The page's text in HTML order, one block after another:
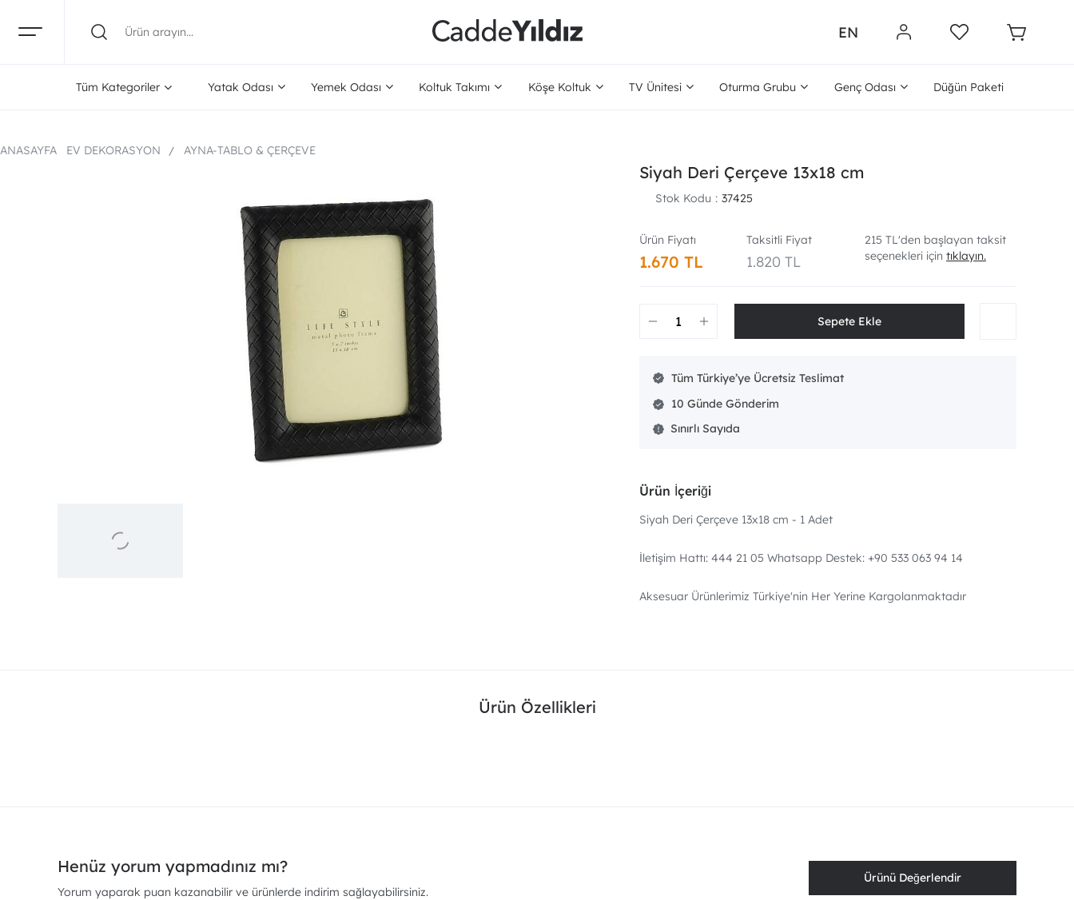
EN
Tüm Kategoriler Yatak Odası Yemek Odası Koltuk Takımı Köşe Koltuk TV Ünitesi Oturma Grubu Genç Odası Düğün Paketi
ANASAYFA EV DEKORASYON AYNA-TABLO & ÇERÇEVE
Siyah Deri Çerçeve 13x18 cm
Stok Kodu 37425
1.670 TL
Taksitli Fiyat
1.820 TL
215 TL'den başlayan taksit
seçenekleri için tıklayın.
10 Günde Gönderim
Sınırlı Sayıda
Tüm Türkiye’ye Ücretsiz Teslimat
Ürün İçeriği
Siyah Deri Çerçeve 13x18 cm - 1 Adet
İletişim Hattı: 444 21 05 Whatsapp Destek: +90 533 063 94 14
Aksesuar Ürünlerimiz Türkiye'nin Her Yerine Kargolanmaktadır
Ürün Özellikleri
Henüz yorum yapmadınız mı?
Yorum yaparak puan kazanabilir ve ürünlerde indirim sağlayabilirsiniz.
Ürünü Değerlendir